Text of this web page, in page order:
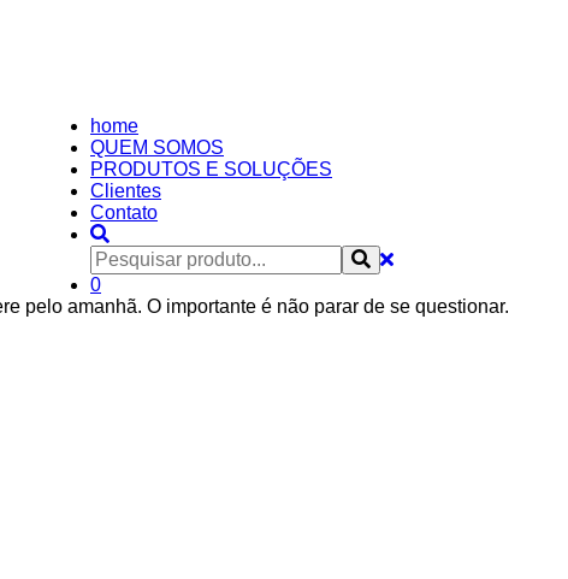
home
QUEM SOMOS
PRODUTOS E SOLUÇÕES
Clientes
Contato
0